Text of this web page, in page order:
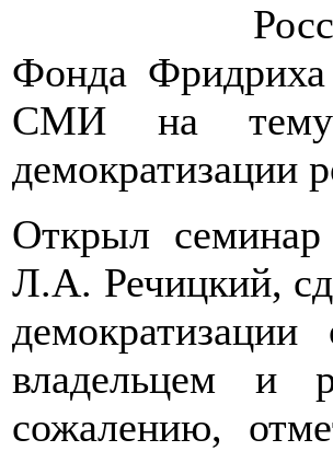
Фонда
СМИ на тему
демократизации
Открыл
Л.А. Речицкий,
владельцем и
сожалению,